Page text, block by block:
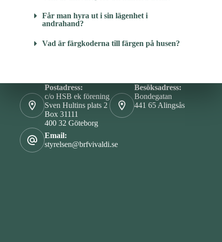
Får man hyra ut i sin lägenhet i
andrahand?
Vad är färgkoderna till färgen på husen?
Postadress:
c/o HSB ek förening
Sven Hultins plats 2
Box 31111
400 32 Göteborg
Besöksadress:
Bondegatan
441 65 Alingsås
Email:
styrelsen@brfvivaldi.se